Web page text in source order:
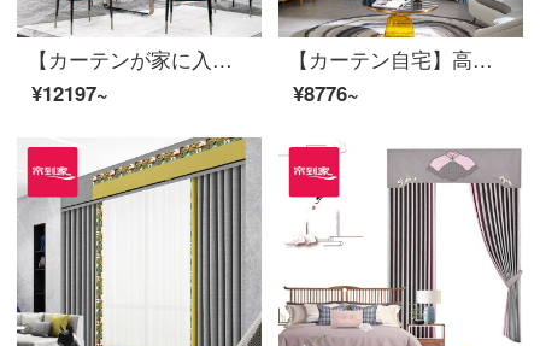
【カーテンが家に入る】百掛022打孔/カーテンなし（高さ2.6メートル以内で改変可能）XXXXのカーテンセット/ダブルオープン（適用窓幅3.5-4.1メートル）
¥12197~
【カーテン自宅】高遮光カーテン完成品現代定型化イングランドのジャカードカーテンカーテンのドッキングポリエステル綿カスタムブラインドLDC 20 SSC-51 Sフック/カーテンヘッドを含まない(高さ2.6 m以内で変更可能)Lカーテンのセット/ダブルオープン(適用窓幅2.9-3.2 m)
¥8776~